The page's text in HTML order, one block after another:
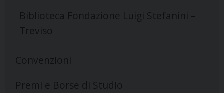
Biblioteca Fondazione Luigi Stefanini –
Treviso
Convenzioni
Premi e Borse di Studio